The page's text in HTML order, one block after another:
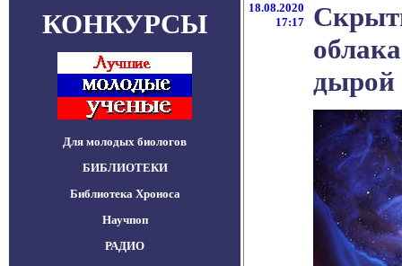
КОНКУРСЫ
Для молодых биологов
БИБЛИОТЕКИ
Библиотека Хроноса
Научпоп
РАДИО
18.08.2020
17:17
дырой